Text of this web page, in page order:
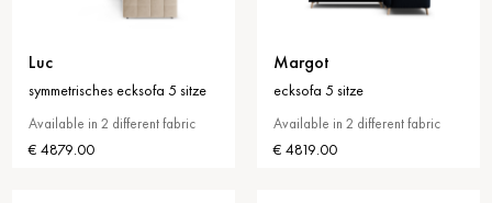
Luc
symmetrisches ecksofa 5 sitze
Available in 2 different fabric
€ 4879.00
Margot
ecksofa 5 sitze
Available in 2 different fabric
€ 4819.00